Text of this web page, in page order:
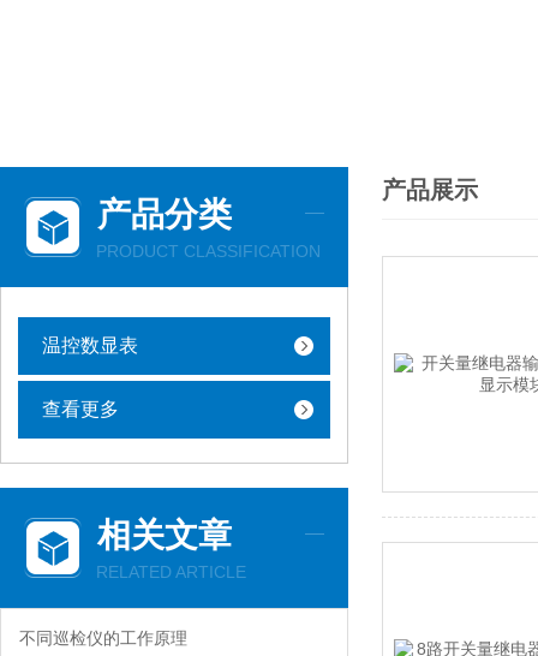
产品分类
PRODUCT CLASSIFICATION
温控数显表
查看更多
相关文章
RELATED ARTICLE
不同巡检仪的工作原理
产品展示